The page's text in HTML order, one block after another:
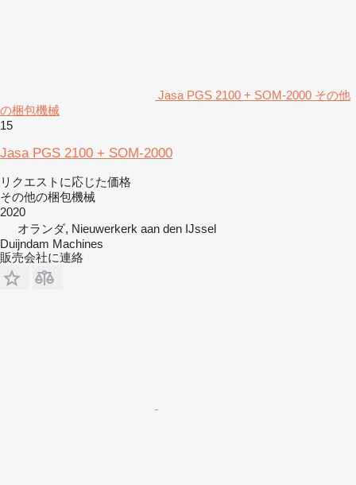
Jasa PGS 2100 + SOM-2000 その他
の梱包機械
15
Jasa PGS 2100 + SOM-2000
リクエストに応じた価格
その他の梱包機械
2020
オランダ, Nieuwerkerk aan den IJssel
Duijndam Machines
販売会社に連絡